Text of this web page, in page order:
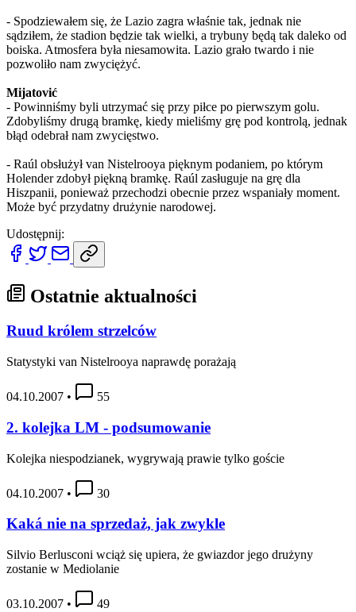
- Spodziewałem się, że Lazio zagra właśnie tak, jednak nie
sądziłem, że stadion będzie tak wielki, a trybuny będą tak daleko od
boiska. Atmosfera była niesamowita. Lazio grało twardo i nie
pozwoliło nam zwyciężyć.
Mijatović
- Powinniśmy byli utrzymać się przy piłce po pierwszym golu.
Zdobyliśmy drugą bramkę, kiedy mieliśmy grę pod kontrolą, jednak
błąd odebrał nam zwycięstwo.
- Raúl obsłużył van Nistelrooya pięknym podaniem, po którym
Holender zdobył piękną bramkę. Raúl zasługuje na grę dla
Hiszpanii, ponieważ przechodzi obecnie przez wspaniały moment.
Może być przydatny drużynie narodowej.
Udostępnij:
Ostatnie aktualności
Ruud królem strzelców
Statystyki van Nistelrooya naprawdę porażają
04.10.2007 • 55
2. kolejka LM - podsumowanie
Kolejka niespodzianek, wygrywają prawie tylko goście
04.10.2007 • 30
Kaká nie na sprzedaż, jak zwykle
Silvio Berlusconi wciąż się upiera, że gwiazdor jego drużyny
zostanie w Mediolanie
03.10.2007 • 49